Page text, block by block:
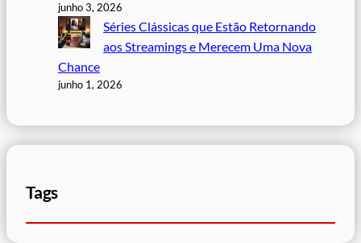
junho 3, 2026
Séries Clássicas que Estão Retornando
aos Streamings e Merecem Uma Nova
Chance
junho 1, 2026
Tags